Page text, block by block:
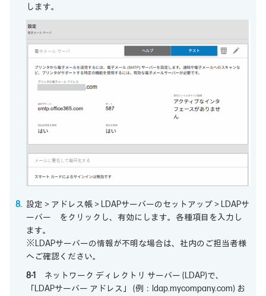
します。
設定＞アドレス帳＞LDAPサーバーのセットアップ＞LDAPサ
ーバー をクリックし、有効にします。各種項目を入力し
ます。
※LDAPサーバーの情報が不明な場合は、社内のご担当者様
へご確認ください。
8-1
ネットワーク ディレクトリ サーバー (LDAP)で、
「LDAPサーバー アドレス」 (例：ldap.mycompany.com) お